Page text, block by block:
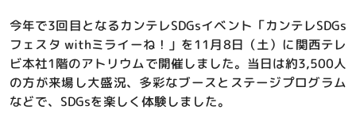
今年で3回目となるカンテレSDGsイベント「カンテレSDGs
フェスタ withミライーね！」を11月8日（土）に関西テレ
ビ本社1階のアトリウムで開催しました。当日は約3,500人
の方が来場し大盛況、多彩なブースとステージプログラム
などで、SDGsを楽しく体験しました。